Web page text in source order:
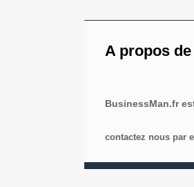
A propos
BusinessMan.fr
contactez nous par